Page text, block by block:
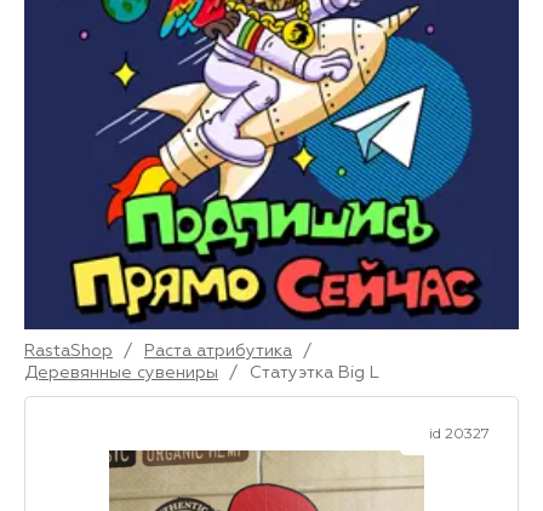
RastaShop / Раста атрибутика
/
Деревянные сувениры
/ Статуэтка Big L
id 20327